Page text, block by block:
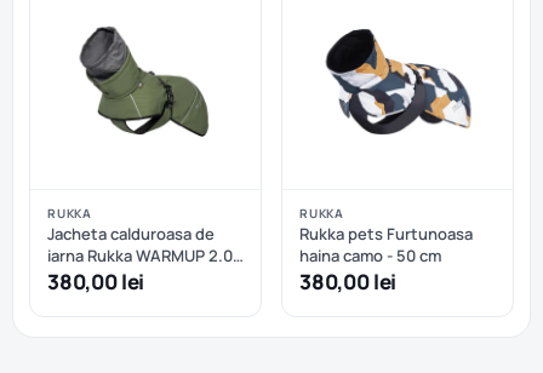
RUKKA
Jacheta calduroasa de
iarna Rukka WARMUP 2.0
COAT - 45 cm - Sage
Green
380,00 lei
RUKKA
Rukka pets Furtunoasa
haina camo - 50 cm
380,00 lei